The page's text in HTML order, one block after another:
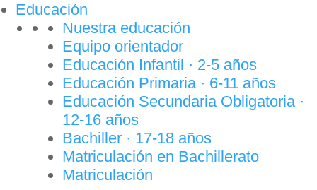
Educación
Nuestra educación
Equipo orientador
Educación Infantil · 2-5 años
Educación Primaria · 6-11 años
Educación Secundaria Obligatoria ·
12-16 años
Bachiller · 17-18 años
Matriculación en Bachillerato
Matriculación